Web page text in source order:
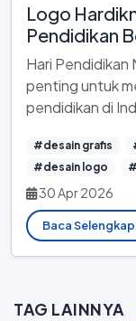
Logo
Pendidikan
Hari Pendidikan
penting untuk
pendidikan di
#desain grafis
#desain logo
30 Apr 2026
Baca
TAG LAINNYA